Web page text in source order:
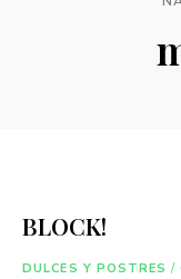
BLOCK!
DULCES Y POSTRES /